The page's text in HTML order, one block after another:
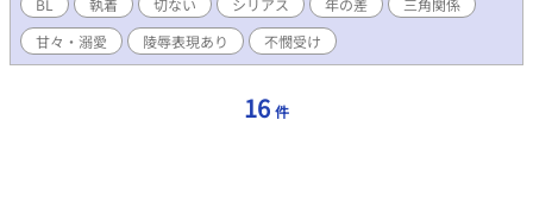
の関係と知りながらも、亜矢に恋愛感情を抱く、大学の先輩・沙
雪隆大（さゆき たかひろ）。 そして、閉ざされた過去の元凶であ
る亜矢の初恋の相手、蓮見千尋（はすみ ちひろ）。 どこか似た狂
る。 ［執着溺愛攻め×健気美人受け（総受け） 攻め→攻めの描
BL 執着 切ない シリアス 年の差
三角関係
甘々・溺愛
陵辱表現あり 不憫受け
16 件